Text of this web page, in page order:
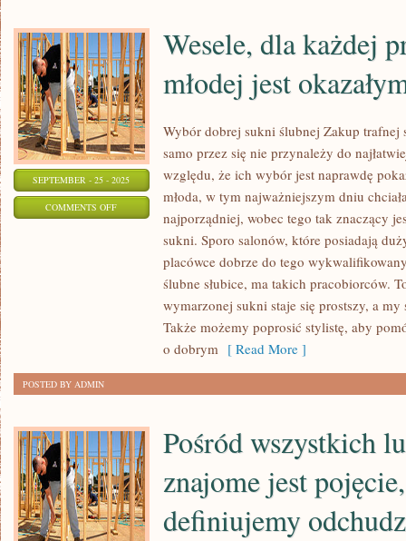
SEPTEMBER - 25 - 2025
COMMENTS OFFON
Wesele, dla każdej
młodej jest
Wybór dobrej sukni ślubnej Zakup trafnej
samo przez się nie przynależy do
względu, że ich wybór jest naprawdę
młoda, w tym najważniejszym dniu
najporządniej, wobec tego tak znaczący
sukni. Sporo salonów, które posiadają
placówce dobrze do tego
ślubne słubice, ma takich pracobiorców.
wymarzonej sukni staje się prostszy, a
Także możemy poprosić stylistę, aby
o dobrym [ Read More ]
POSTED BY ADMIN
Pośród wszystkich
znajome jest
definiujemy